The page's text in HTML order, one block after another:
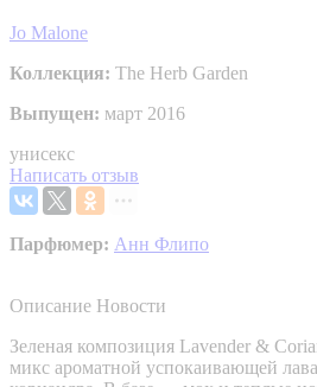
Jo Malone
Коллекция: The Herb Garden
Выпущен: март 2016
унисекс
Написать отзыв
Парфюмер: Анн Флипо
Описание Новости
Зеленая композиция Lavender &
микс ароматной успокаивающей